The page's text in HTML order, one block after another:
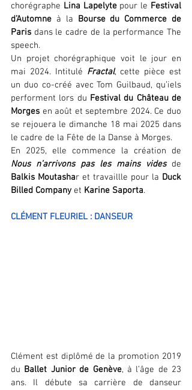
chorégraphe Lina Lapelyte pour le Festival
d’Automne à la Bourse du Commerce de
Paris dans le cadre de la performance The
speech.
Un projet chorégraphique voit le jour en
mai 2024. Intitulé Fractal, cette pièce est
un duo co-créé avec Tom Guilbaud, qu’iels
performent lors du Festival du Château de
Morges en août et septembre 2024. Ce duo
se rejouera le dimanche 18 mai 2025 dans
le cadre de la Fête de la Danse à Morges.
Nous n’arrivons pas les mains vides
Balkis Moutashar et travaillle pour la Duck
Billed Company et Karine Saporta.
CLÉMENT FLEURIEL : DANSEUR
Clément est diplômé de la promotion 2019
du Ballet Junior de Genève, à l’âge de 23
ans. Il débute sa carrière de danseur